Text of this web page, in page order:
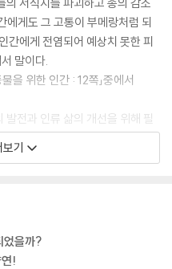
에게도 그 고통이 부메랑처럼 되
간에게 전염되어 예상치 못한 피
말이다.
을 위한 인간 : 12쪽」중에서
전과 인류 삶의 개선을 위해 필
과 그 기초가 되는 분자생물학의
담보해주었다. 그런 의미에서 이
재발견 : 20쪽」중에서
기
었을까?
!